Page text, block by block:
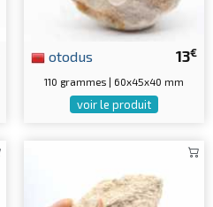
13€
otodus
110 grammes | 60x45x40 mm
voir le produit